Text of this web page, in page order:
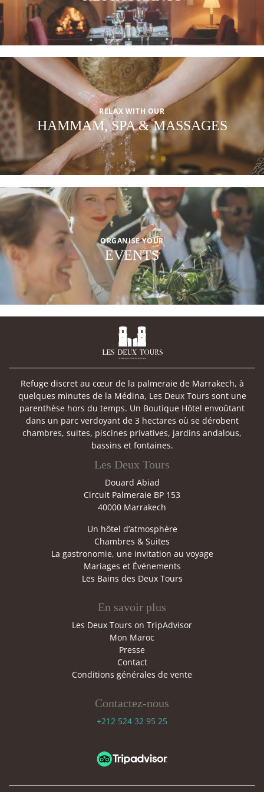
RELAX WITH OUR
HAMMAM, SPA & MASSAGES
ORGANISE YOUR
EVENTS

Refuge discret au cœur de la palmeraie de Marrakech, à
quelques minutes de la Médina, Les Deux Tours sont une
parenthèse hors du temps. Un Boutique Hôtel envoûtant
dans un parc verdoyant de 3 hectares où se dérobent
chambres, suites, piscines privatives, jardins andalous,
bassins et fontaines.
Les Deux Tours
Douard Abiad
Circuit Palmeraie BP 153
40000 Marrakech
Un hôtel d’atmosphère
Chambres & Suites
La gastronomie, une invitation au voyage
Mariages et Événements
Les Bains des Deux Tours
En savoir plus
Les Deux Tours on TripAdvisor
Mon Maroc
Presse
Contact
Conditions générales de vente
Contactez-nous
+212 524 32 95 25